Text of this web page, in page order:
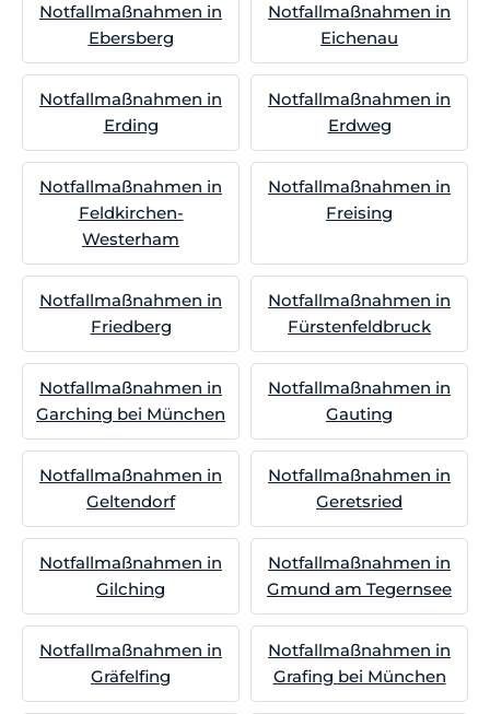
Notfallmaßnahmen in
Ebersberg
Notfallmaßnahmen in
Eichenau
Notfallmaßnahmen in
Erding
Notfallmaßnahmen in
Erdweg
Notfallmaßnahmen in
Feldkirchen-
Westerham
Notfallmaßnahmen in
Freising
Notfallmaßnahmen in
Friedberg
Notfallmaßnahmen in
Fürstenfeldbruck
Notfallmaßnahmen in
Garching bei München
Notfallmaßnahmen in
Gauting
Notfallmaßnahmen in
Geltendorf
Notfallmaßnahmen in
Geretsried
Notfallmaßnahmen in
Gilching
Notfallmaßnahmen in
Gmund am Tegernsee
Notfallmaßnahmen in
Gräfelfing
Notfallmaßnahmen in
Grafing bei München